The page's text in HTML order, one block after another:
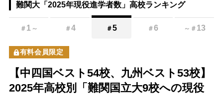
難関大「2025年現役進学者数」高校ランキング
＃ 1 ～ ＃4 ＃5 ＃6 ～ ＃ 13
有料会員限定
【中四国ベスト54校、九州ベスト53校】
2025年高校別「難関国立大9校への現役